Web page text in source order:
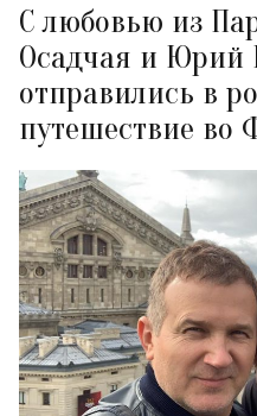
С любовью из
Осадчая и Юрий
отправились в
путешествие во